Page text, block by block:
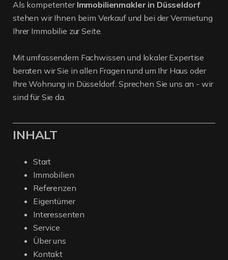
Als kompetenter Immobilienmakler in Düsseldorf
stehen wir Ihnen beim Verkauf und bei der Vermietung
Ihrer Immobilie zur Seite.
Mit umfassendem Fachwissen und lokaler Expertise
beraten wir Sie in allen Fragen rund um Ihr Haus oder
Ihre Wohnung in Düsseldorf. Sprechen Sie uns an - wir
sind für Sie da.
INHALT
Start
Immobilien
Referenzen
Eigentümer
Interessenten
Service
Über uns
Kontakt